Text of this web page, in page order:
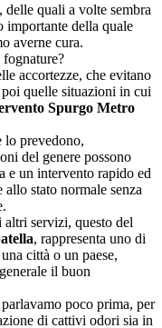
delle quali a volte sembra
importante della quale
averne cura.
fognature?
accortezze, che evitano
quelle situazioni in cui
Spurgo Metro
lo prevedono,
del genere possono
e un intervento rapido ed
stato normale senza
servizi, questo del
, rappresenta uno di
città o un paese,
il buon
poco prima, per
di cattivi odori sia in